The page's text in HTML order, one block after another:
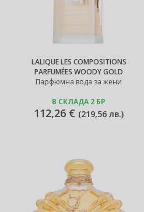
LALIQUE LES COMPOSITIONS
PARFUMÉES WOODY GOLD
Парфюмна вода за жени
В СКЛАДА 2 БР
112,26 € (219,56 лв.)